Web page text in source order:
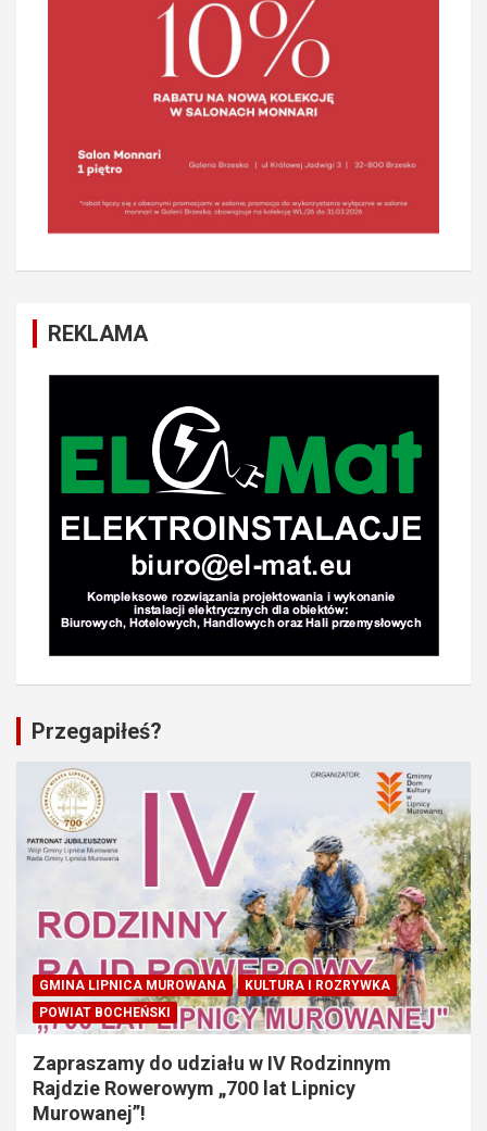
REKLAMA
Przegapiłeś?
GMINA LIPNICA MUROWANA
KULTURA I ROZRYWKA
POWIAT BOCHEŃSKI
Zapraszamy do udziału w IV Rodzinnym
Rajdzie Rowerowym „700 lat Lipnicy
Murowanej”!